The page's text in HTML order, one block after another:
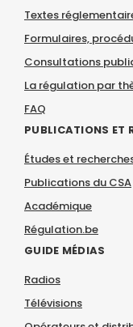
Textes
Formulaires,
Consultations
La régulation par
FAQ
PUBLICATIONS ET
Études et
Publications du CSA
Académique
Régulation.be
GUIDE MÉDIAS
Radios
Télévisions